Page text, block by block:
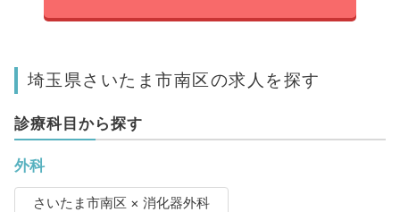
埼玉県さいたま市南区の求人を探す
診療科目から探す
外科
さいたま市南区 × 消化器外科